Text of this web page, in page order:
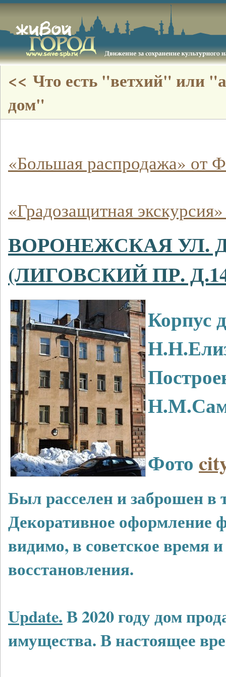
<< Что есть "ветхий" или
дом"
«Большая распродажа» от
«Градозащитная
ВОРОНЕЖСКАЯ УЛ.
(ЛИГОВСКИЙ ПР.
Корпус
Фото
Был расселен и заброшен в
Декоративное оформление
видимо, в советское время и
восстановления.
Update.В 2020 году дом
имущества. В настоящее